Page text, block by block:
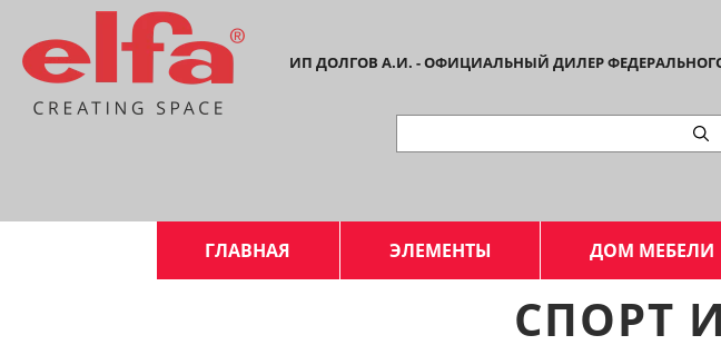
ИП ДОЛГОВ А.И. - ОФИЦИАЛЬНЫЙ ДИЛЕР
ГЛАВНАЯ ЭЛЕМЕНТЫ ДОМ МЕБЕЛИ
СПОРТ